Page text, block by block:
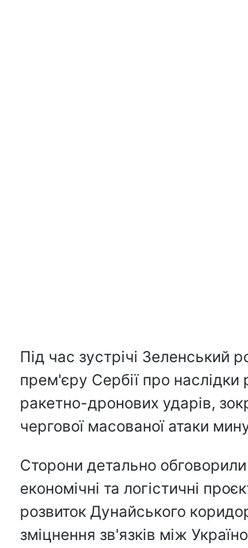
Під час зустрічі Зеленський
прем'єру Сербії про наслідки
ракетно-дронових ударів,
чергової масованої атаки
Сторони детально обговорили
економічні та логістичні
розвиток Дунайського
зміцнення зв'язків між